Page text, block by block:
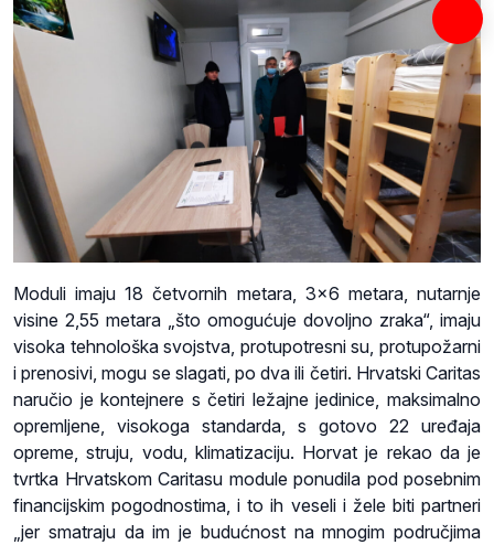
Moduli imaju 18 četvornih metara, 3×6 metara, nutarnje
visine 2,55 metara „što omogućuje dovoljno zraka“, imaju
visoka tehnološka svojstva, protupotresni su, protupožarni
i prenosivi, mogu se slagati, po dva ili četiri. Hrvatski Caritas
naručio je kontejnere s četiri ležajne jedinice, maksimalno
opremljene, visokoga standarda, s gotovo 22 uređaja
opreme, struju, vodu, klimatizaciju. Horvat je rekao da je
tvrtka Hrvatskom Caritasu module ponudila pod posebnim
financijskim pogodnostima, i to ih veseli i žele biti partneri
„jer smatraju da im je budućnost na mnogim područjima